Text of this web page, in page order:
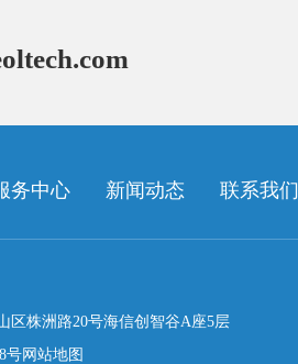
务中心 新闻动态 联系我们
区株洲路20号海信创智谷A座5层
号网站地图